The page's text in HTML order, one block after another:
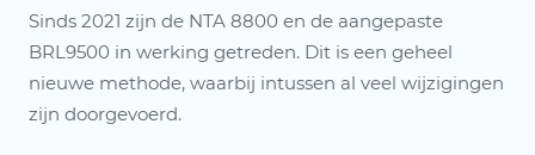
Sinds 2021 zijn de NTA 8800 en de aangepaste
BRL9500 in werking getreden. Dit is een geheel
nieuwe methode, waarbij intussen al veel wijzigingen
zijn doorgevoerd.